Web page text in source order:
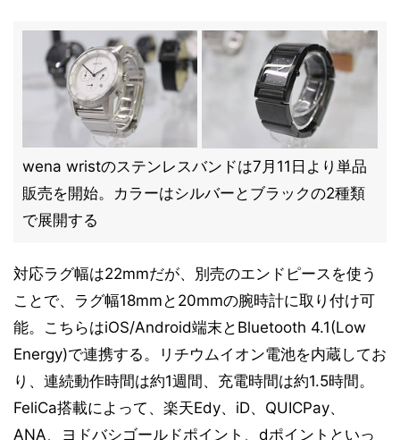
wena wristのステンレスバンドは7月11日より単品
販売を開始。カラーはシルバーとブラックの2種類
で展開する
対応ラグ幅は22mmだが、別売のエンドピースを使う
ことで、ラグ幅18mmと20mmの腕時計に取り付け可
能。こちらはiOS/Android端末とBluetooth 4.1(Low
Energy)で連携する。リチウムイオン電池を内蔵してお
り、連続動作時間は約1週間、充電時間は約1.5時間。
FeliCa搭載によって、楽天Edy、iD、QUICPay、
ANA、ヨドバシゴールドポイント、dポイントといっ